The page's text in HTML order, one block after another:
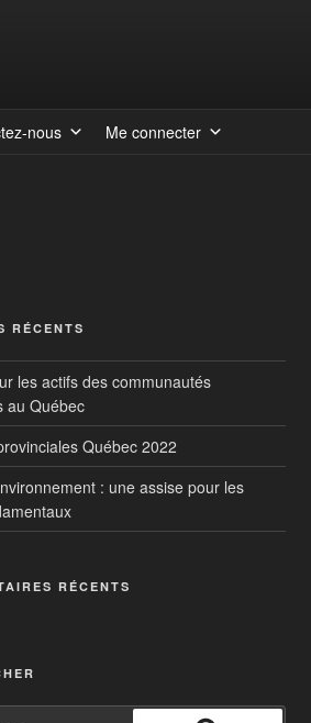
nous Me connecter
RÉCENTS
les actifs des communautés
au Québec
Québec 2022
: une assise pour les
RÉCENTS